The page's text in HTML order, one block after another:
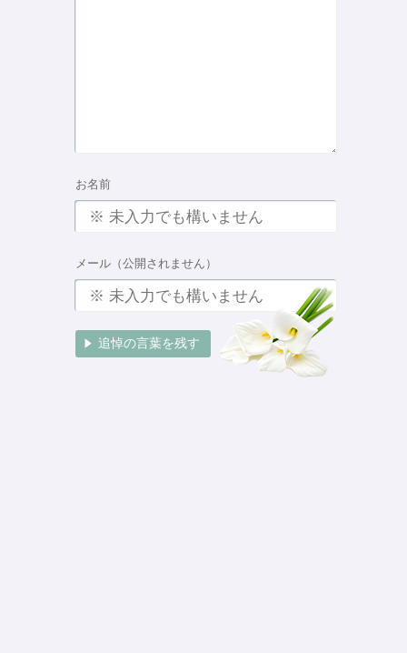
お名前
メール（公開されません）